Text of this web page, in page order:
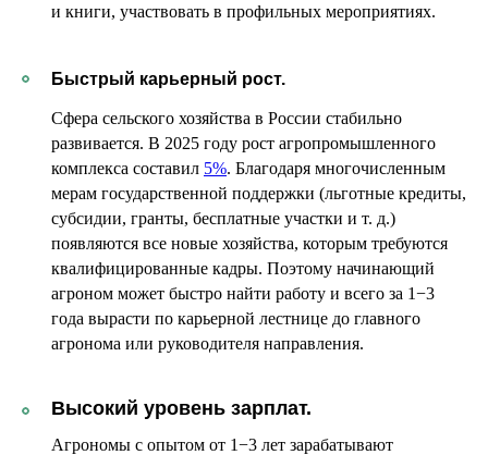
и книги, участвовать в профильных мероприятиях.
Быстрый карьерный рост.
Сфера сельского хозяйства в России стабильно
развивается. В 2025 году рост агропромышленного
комплекса составил 5%. Благодаря многочисленным
мерам государственной поддержки (льготные кредиты,
субсидии, гранты, бесплатные участки и т. д.)
появляются все новые хозяйства, которым требуются
квалифицированные кадры. Поэтому начинающий
агроном может быстро найти работу и всего за 1−3
года вырасти по карьерной лестнице до главного
агронома или руководителя направления.
Высокий уровень зарплат.
Агрономы с опытом от 1−3 лет зарабатывают